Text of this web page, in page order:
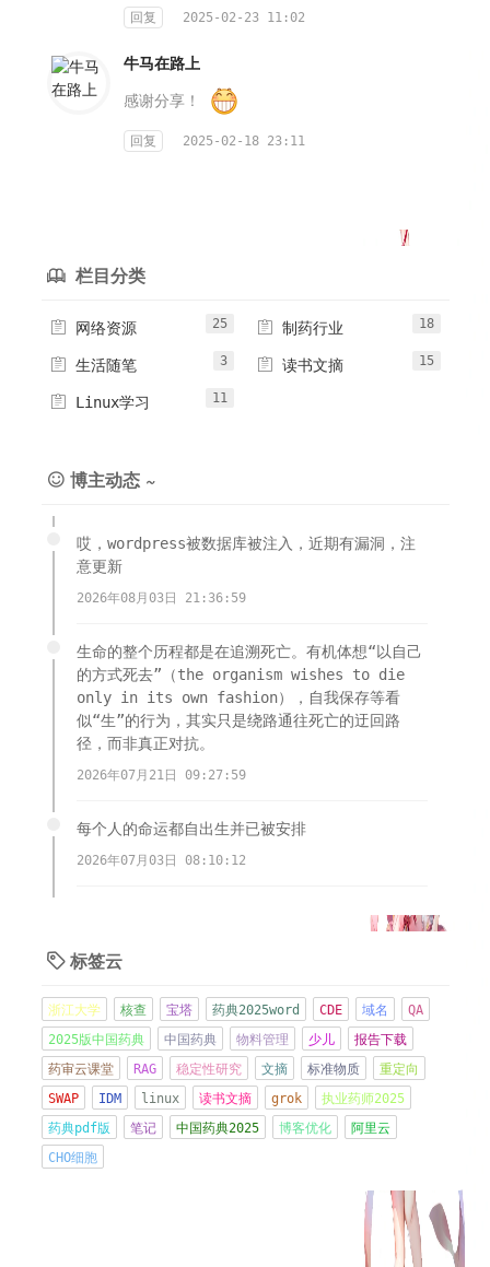
回复 2025-02-23 11:02
牛马在路上
感谢分享！
回复 2025-02-18 23:11
 栏目分类
 网络资源 25  制药行业 18
 生活随笔 3  读书文摘 15
 Linux学习 11
 博主动态 ~
哎，wordpress被数据库被注入，近期有漏洞，注
意更新
2026年08月03日 21:36:59
生命的整个历程都是在追溯死亡。有机体想“以自己
的方式死去”（the organism wishes to die
only in its own fashion），自我保存等看
似“生”的行为，其实只是绕路通往死亡的迂回路
径，而非真正对抗。
2026年07月21日 09:27:59
每个人的命运都自出生并已被安排
2026年07月03日 08:10:12
多个服务器遭到木马植入，挖矿，跑流量，端口扫
2026年06月21日 08:57:16
现在CMO都好卷，交付物其实都做的不好，因为太忙
了
2026年06月08日 21:15:42
管住嘴
2026年06月01日 13:37:03
CRS-细胞因子释放综合征Cytokine Release
 标签云
浙江大学 核查 宝塔 药典2025word CDE 域名
QA
2025版中国药典
中国药典 物料管理 少儿
报告下载
药审云课堂
RAG 稳定性研究 文摘 标准物质
重定向
SWAP
IDM linux 读书文摘 grok
执业药师2025
药典pdf版
笔记 中国药典2025 博客优化
阿里云
CHO细胞